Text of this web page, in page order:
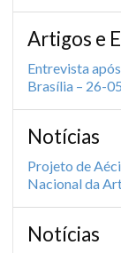
Artigos e
Entrevista
Brasília – 26-
Notícias
Projeto de
Nacional da
Notícias